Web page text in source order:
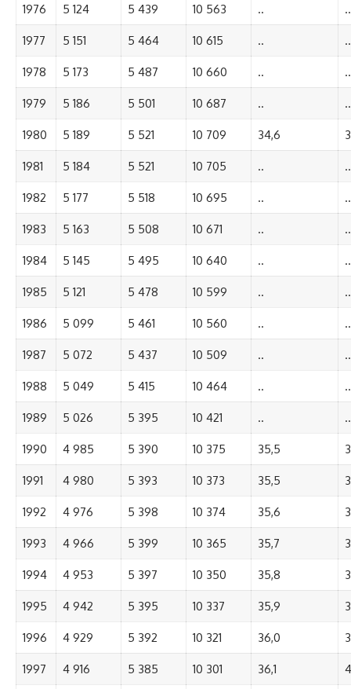
1976 5 124 5 439 10 563 .. ..
1977 5 151 5 464 10 615 .. ..
1978 5 173 5 487 10 660 .. ..
1979 5 186 5 501 10 687 .. ..
1980 5 189 5 521 10 709 34,6
1981 5 184 5 521 10 705 .. ..
1982 5 177 5 518 10 695 .. ..
1983 5 163 5 508 10 671 .. ..
1984 5 145 5 495 10 640 .. ..
1985 5 121 5 478 10 599 .. ..
1986 5 099 5 461 10 560 .. ..
1987 5 072 5 437 10 509 .. ..
1988 5 049 5 415 10 464 .. ..
1989 5 026 5 395 10 421 .. ..
1990 4 985 5 390 10 375 35,5
1991 4 980 5 393 10 373 35,5
1992 4 976 5 398 10 374 35,6
1993 4 966 5 399 10 365 35,7
1994 4 953 5 397 10 350 35,8
1995 4 942 5 395 10 337 35,9
1996 4 929 5 392 10 321 36,0
1997 4 916 5 385 10 301 36,1